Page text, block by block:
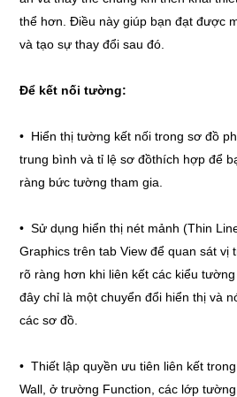
thể hơn. Điều này giúp bạn đạt được
và tạo sự thay đổi sau đó.
Để kết nối tường:
• Hiển thị tường kết nối trong sơ đồ
trung bình và tỉ lệ sơ đồthích hợp để
ràng bức tường tham gia.
• Sử dụng hiển thị nét mảnh (Thin
Graphics trên tab View để quan sát vị
rõ ràng hơn khi liên kết các kiểu
đây chỉ là một chuyển đổi hiển thị và
các sơ đồ.
• Thiết lập quyền ưu tiên liên kết
Wall, ở trường Function, các lớp